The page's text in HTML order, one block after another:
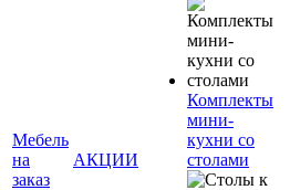
Мебель
на
заказ
АКЦИИ
Комплекты
мини-
кухни со
столами